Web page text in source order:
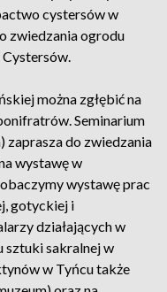
cystersów w
zwiedzania ogrodu
można zgłębić na
Seminarium
zaprasza do zwiedzania
wystawę w
wystawę prac
gotyckiej i
działających w
sztuki sakralnej w
w Tyńcu także